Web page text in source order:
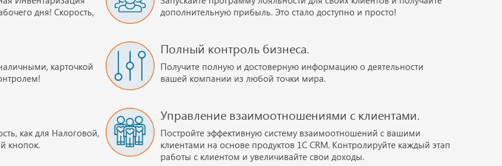
дня! Скорость,
дополнительную прибыль. Это стало доступно и просто!
карточкой
Полный контроль бизнеса.
Получите полную и достоверную информацию о деятельности
вашей компании из любой точки мира.
как для Налоговой,
кнопок.
Управление взаимоотношениями с клиентами.
Постройте эффективную систему взаимоотношений с вашими
клиентами на основе продуктов 1С CRM. Контролируйте каждый этап
работы с клиентом и увеличивайте свои доходы.